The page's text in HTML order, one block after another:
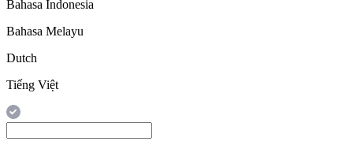
Bahasa Indonesia
Bahasa Melayu
Dutch
Tiếng Việt